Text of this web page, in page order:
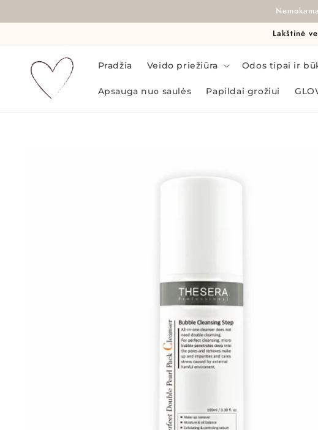
Lakštinė
Pradžia Veido priežiūra Odos tipai ir
Apsauga nuo saulės Papildai grožiui